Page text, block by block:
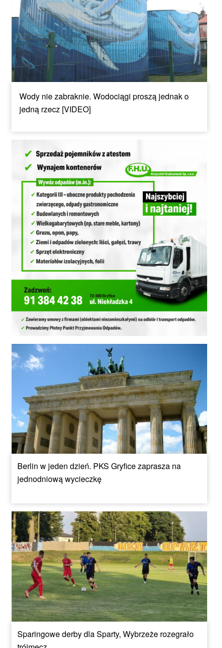
Wody nie zabraknie. Wodociągi proszą jednak o
jedną rzecz [VIDEO]
Berlin w jeden dzień. PKS Gryfice zaprasza na
jednodniową wycieczkę
Sparingowe derby dla Sparty, Wybrzeże rozegrało